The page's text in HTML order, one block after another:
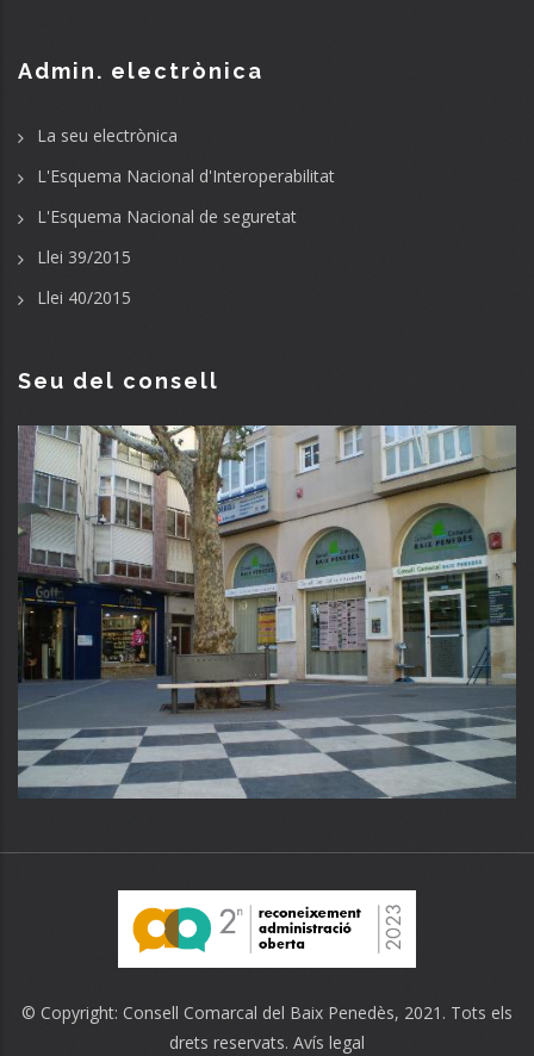
Admin. electrònica
La seu electrònica
L'Esquema Nacional d'Interoperabilitat
L'Esquema Nacional de seguretat
Llei 39/2015
Llei 40/2015
Seu del consell
© Copyright: Consell Comarcal del Baix Penedès, 2021. Tots els
drets reservats. Avís legal